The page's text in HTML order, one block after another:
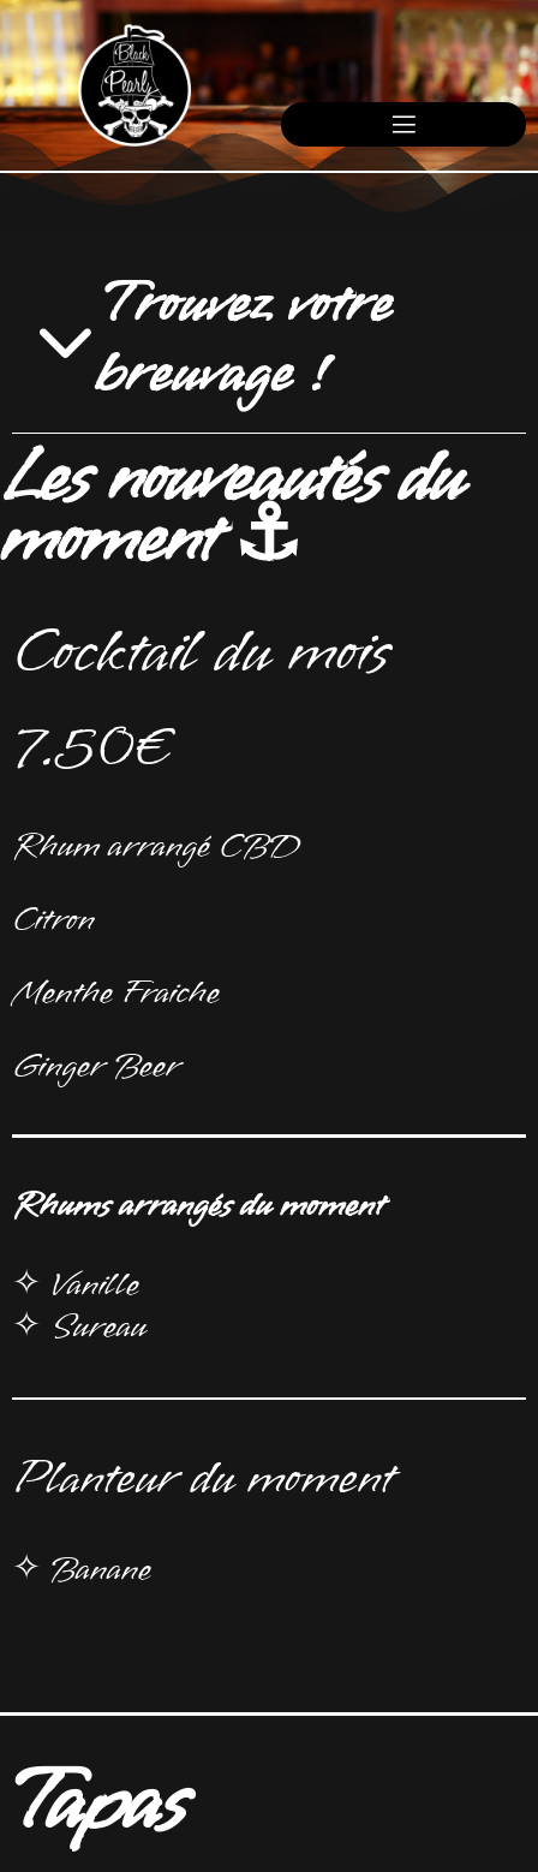
Trouvez votre
breuvage !
Les nouveautés du
moment ⚓️
Cocktail du mois
7.50€
Rhum arrangé CBD
Citron
Menthe Fraiche
Ginger Beer
Rhums arrangés du moment
✧ Vanille
✧ Sureau
Planteur du moment
✧ Banane
Tapas